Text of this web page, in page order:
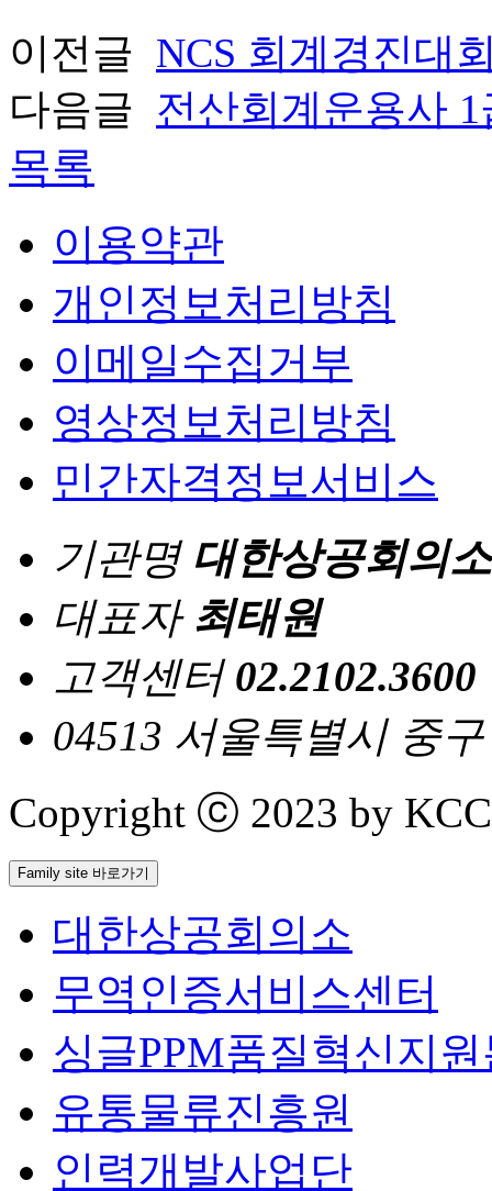
이전글 NCS 회계경진대
다음글 전산회계운용사
목록
이용약관
개인정보처리방침
이메일수집거부
영상정보처리방침
민간자격정보서비스
기관명 대한상공회의소
대표자 최태원
고객센터 02.2102.3600
04513 서울특별시 중
Copyright ⓒ 2023 by
Family site 바로가기
대한상공회의소
무역인증서비스센터
싱글PPM품질혁신지
유통물류진흥원
인력개발사업단